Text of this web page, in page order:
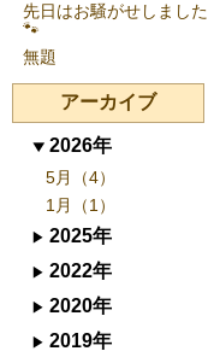
先日はお騒がせしました
🐾
無題
アーカイブ
2026年
5月（4）
1月（1）
2025年
2022年
2020年
2019年